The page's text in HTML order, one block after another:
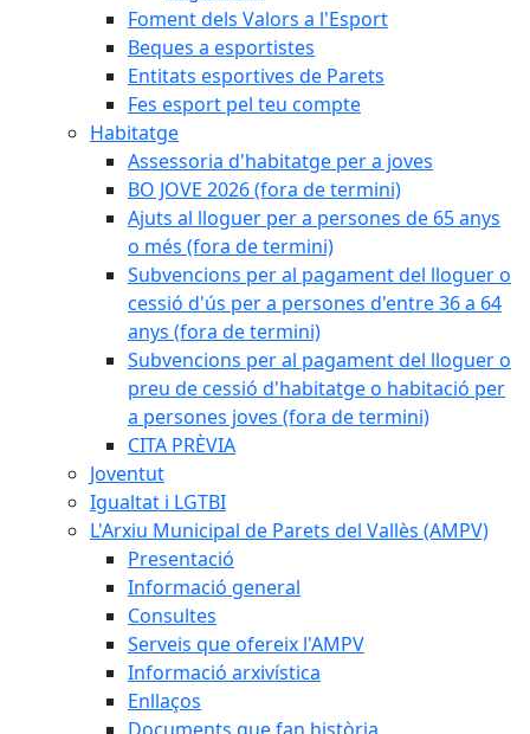
Foment dels Valors a l'Esport
Beques a esportistes
Entitats esportives de Parets
Fes esport pel teu compte
Habitatge
Assessoria d'habitatge per a joves
BO JOVE 2026 (fora de termini)
Ajuts al lloguer per a persones de 65 anys
o més (fora de termini)
Subvencions per al pagament del lloguer o
cessió d'ús per a persones d'entre 36 a 64
anys (fora de termini)
Subvencions per al pagament del lloguer o
preu de cessió d'habitatge o habitació per
a persones joves (fora de termini)
CITA PRÈVIA
Joventut
Igualtat i LGTBI
L'Arxiu Municipal de Parets del Vallès (AMPV)
Presentació
Informació general
Consultes
Serveis que ofereix l'AMPV
Informació arxivística
Enllaços